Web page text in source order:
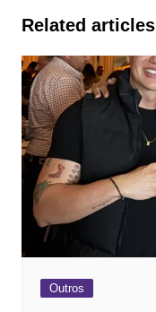
Post
Related articles
Outros